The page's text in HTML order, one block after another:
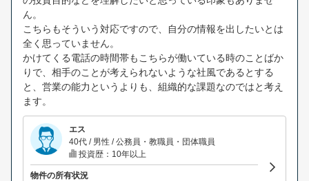
ん。
こちらもそういう対応ですので、自分の情報を出したいとは
全く思っていません。
かけてくる電話の時間帯もこちらが働いている時のことばか
りで、相手のことが考えられないような社風であるとする
と、営業の能力というよりも、組織的な課題なのではと考え
ます。
エス
40代 / 男性 / 公務員・教職員・団体職員
投資歴：10年以上
物件の所有状況